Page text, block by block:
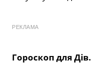
РЕКЛАМА
Гороскоп для Дів.